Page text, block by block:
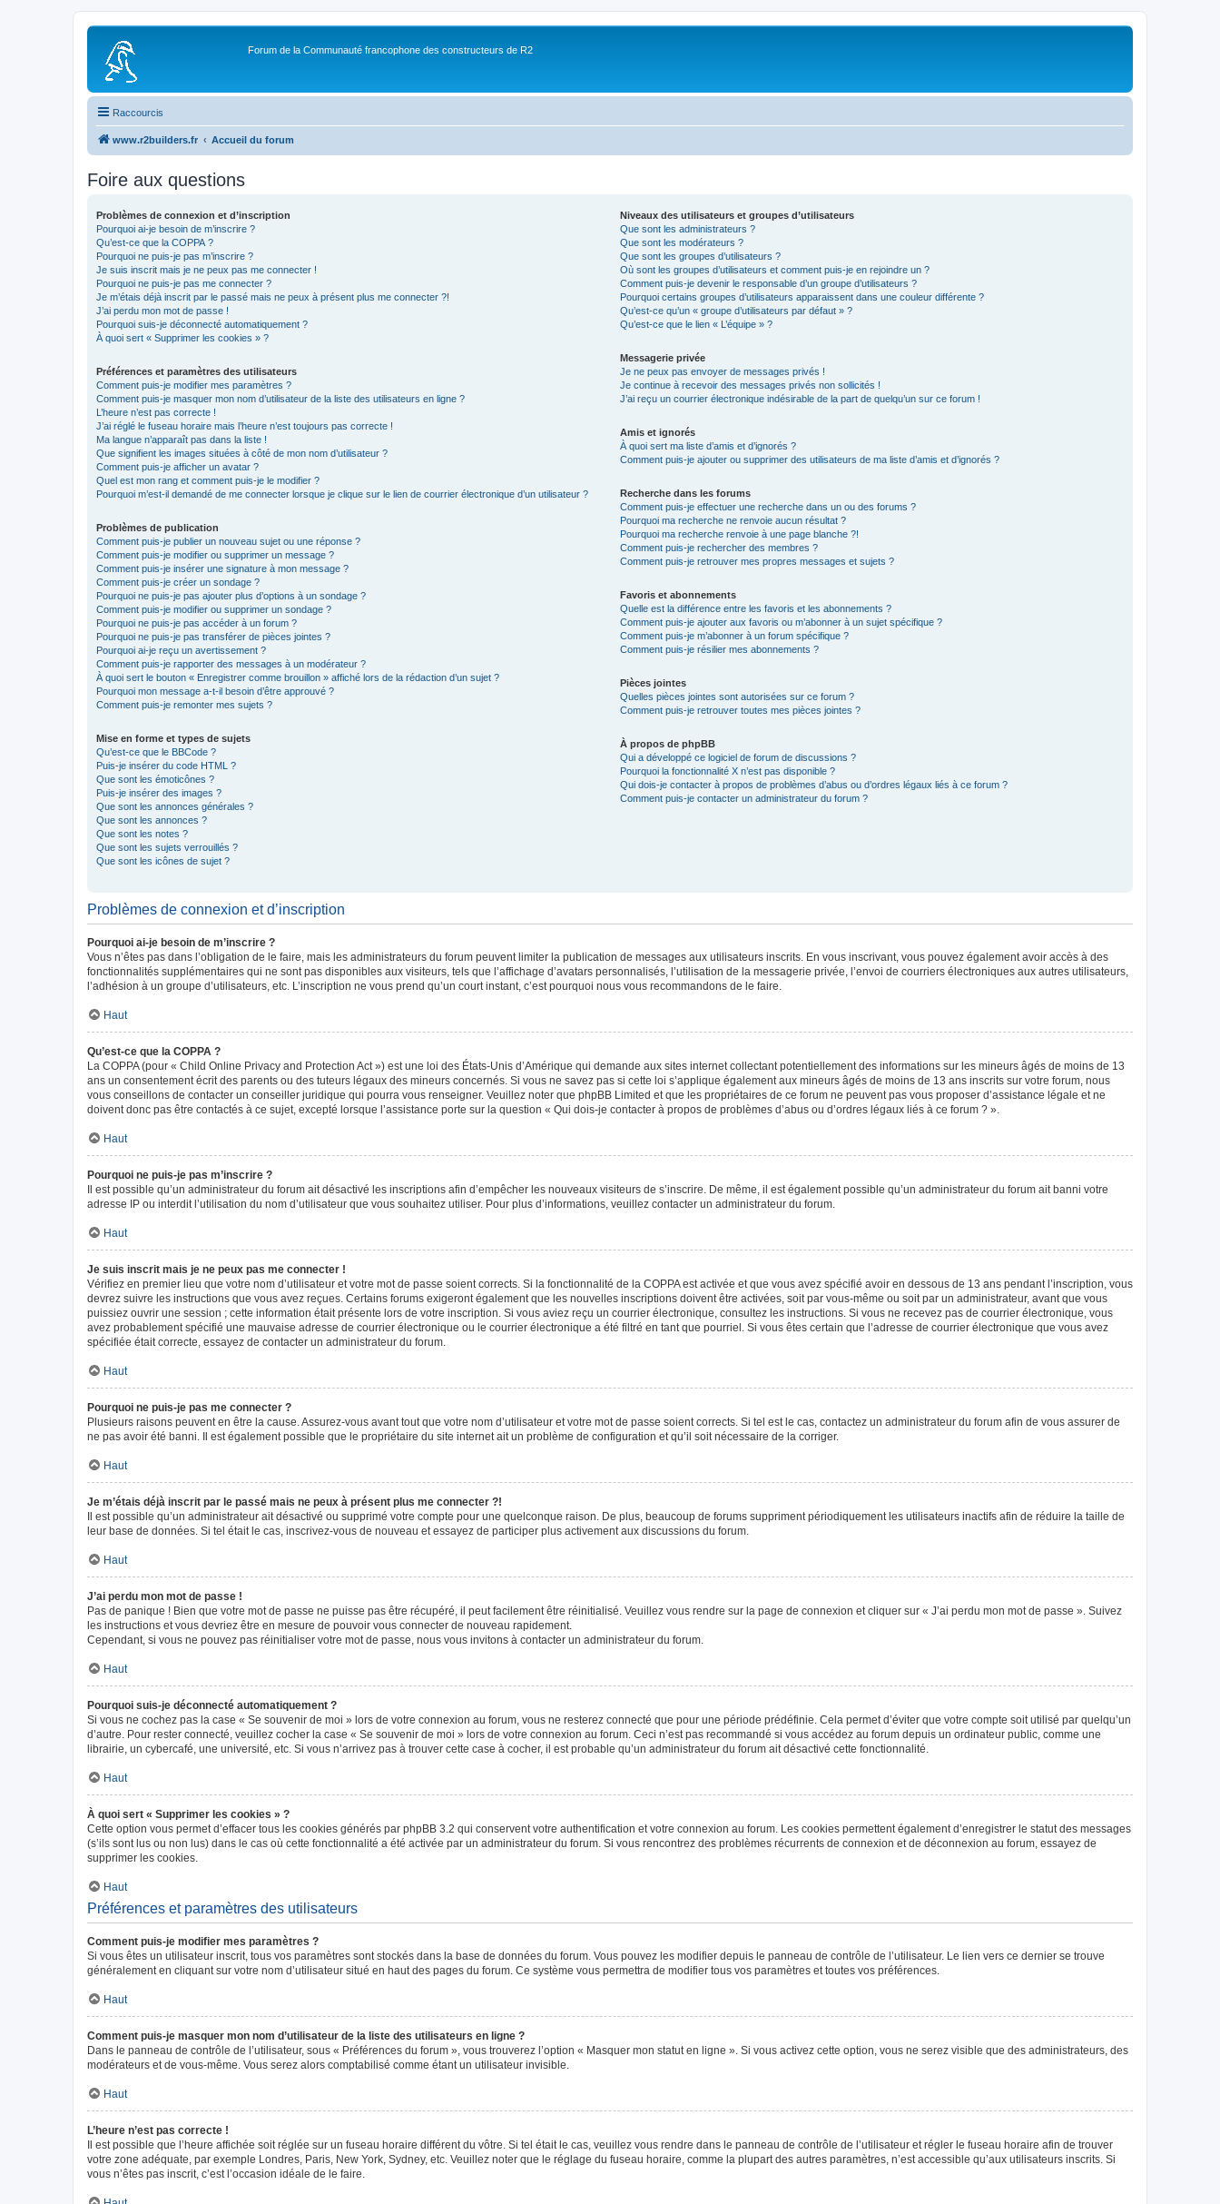
Forum de la Communauté francophone des constructeurs de R2
Raccourcis
www.r2builders.fr Accueil du forum
Foire aux questions
Problèmes de connexion et d’inscription
Pourquoi ai-je besoin de m’inscrire ?
Qu’est-ce que la COPPA ?
Pourquoi ne puis-je pas m’inscrire ?
Je suis inscrit mais je ne peux pas me connecter !
Pourquoi ne puis-je pas me connecter ?
Je m’étais déjà inscrit par le passé mais ne peux à présent plus me connecter ?!
J’ai perdu mon mot de passe !
Pourquoi suis-je déconnecté automatiquement ?
À quoi sert « Supprimer les cookies » ?
Préférences et paramètres des utilisateurs
Comment puis-je modifier mes paramètres ?
Comment puis-je masquer mon nom d’utilisateur de la liste des utilisateurs en ligne ?
L’heure n’est pas correcte !
J’ai réglé le fuseau horaire mais l’heure n’est toujours pas correcte !
Ma langue n’apparaît pas dans la liste !
Que signifient les images situées à côté de mon nom d’utilisateur ?
Comment puis-je afficher un avatar ?
Quel est mon rang et comment puis-je le modifier ?
Pourquoi m’est-il demandé de me connecter lorsque je clique sur le lien de courrier électronique d’un utilisateur ?
Problèmes de publication
Comment puis-je publier un nouveau sujet ou une réponse ?
Comment puis-je modifier ou supprimer un message ?
Comment puis-je insérer une signature à mon message ?
Comment puis-je créer un sondage ?
Pourquoi ne puis-je pas ajouter plus d’options à un sondage ?
Comment puis-je modifier ou supprimer un sondage ?
Pourquoi ne puis-je pas accéder à un forum ?
Pourquoi ne puis-je pas transférer de pièces jointes ?
Pourquoi ai-je reçu un avertissement ?
Comment puis-je rapporter des messages à un modérateur ?
À quoi sert le bouton « Enregistrer comme brouillon » affiché lors de la rédaction d’un sujet ?
Pourquoi mon message a-t-il besoin d’être approuvé ?
Comment puis-je remonter mes sujets ?
Mise en forme et types de sujets
Qu’est-ce que le BBCode ?
Puis-je insérer du code HTML ?
Que sont les émoticônes ?
Puis-je insérer des images ?
Que sont les annonces générales ?
Que sont les annonces ?
Que sont les notes ?
Que sont les sujets verrouillés ?
Que sont les icônes de sujet ?
Niveaux des utilisateurs et groupes d’utilisateurs
Que sont les administrateurs ?
Que sont les modérateurs ?
Que sont les groupes d’utilisateurs ?
Où sont les groupes d’utilisateurs et comment puis-je en rejoindre un ?
Comment puis-je devenir le responsable d’un groupe d’utilisateurs ?
Pourquoi certains groupes d’utilisateurs apparaissent dans une couleur différente ?
Qu’est-ce qu’un « groupe d’utilisateurs par défaut » ?
Qu’est-ce que le lien « L’équipe » ?
Messagerie privée
Je ne peux pas envoyer de messages privés !
Je continue à recevoir des messages privés non sollicités !
J’ai reçu un courrier électronique indésirable de la part de quelqu’un sur ce forum !
Amis et ignorés
À quoi sert ma liste d’amis et d’ignorés ?
Comment puis-je ajouter ou supprimer des utilisateurs de ma liste d’amis et d’ignorés ?
Recherche dans les forums
Comment puis-je effectuer une recherche dans un ou des forums ?
Pourquoi ma recherche ne renvoie aucun résultat ?
Pourquoi ma recherche renvoie à une page blanche ?!
Comment puis-je rechercher des membres ?
Comment puis-je retrouver mes propres messages et sujets ?
Favoris et abonnements
Quelle est la différence entre les favoris et les abonnements ?
Comment puis-je ajouter aux favoris ou m’abonner à un sujet spécifique ?
Comment puis-je m’abonner à un forum spécifique ?
Comment puis-je résilier mes abonnements ?
Pièces jointes
Quelles pièces jointes sont autorisées sur ce forum ?
Comment puis-je retrouver toutes mes pièces jointes ?
À propos de phpBB
Qui a développé ce logiciel de forum de discussions ?
Pourquoi la fonctionnalité X n’est pas disponible ?
Qui dois-je contacter à propos de problèmes d’abus ou d’ordres légaux liés à ce forum ?
Comment puis-je contacter un administrateur du forum ?
Problèmes de connexion et d’inscription
Pourquoi ai-je besoin de m’inscrire ?
Vous n’êtes pas dans l’obligation de le faire, mais les administrateurs du forum peuvent limiter la publication de messages aux utilisateurs inscrits. En vous inscrivant, vous pouvez également avoir accès à des
fonctionnalités supplémentaires qui ne sont pas disponibles aux visiteurs, tels que l’affichage d’avatars personnalisés, l’utilisation de la messagerie privée, l’envoi de courriers électroniques aux autres utilisateurs,
l’adhésion à un groupe d’utilisateurs, etc. L’inscription ne vous prend qu’un court instant, c’est pourquoi nous vous recommandons de le faire.
Haut
Qu’est-ce que la COPPA ?
La COPPA (pour « Child Online Privacy and Protection Act ») est une loi des États-Unis d’Amérique qui demande aux sites internet collectant potentiellement des informations sur les mineurs âgés de moins de 13
ans un consentement écrit des parents ou des tuteurs légaux des mineurs concernés. Si vous ne savez pas si cette loi s’applique également aux mineurs âgés de moins de 13 ans inscrits sur votre forum, nous
vous conseillons de contacter un conseiller juridique qui pourra vous renseigner. Veuillez noter que phpBB Limited et que les propriétaires de ce forum ne peuvent pas vous proposer d’assistance légale et ne
doivent donc pas être contactés à ce sujet, excepté lorsque l’assistance porte sur la question « Qui dois-je contacter à propos de problèmes d’abus ou d’ordres légaux liés à ce forum ? ».
Haut
Pourquoi ne puis-je pas m’inscrire ?
Il est possible qu’un administrateur du forum ait désactivé les inscriptions afin d’empêcher les nouveaux visiteurs de s’inscrire. De même, il est également possible qu’un administrateur du forum ait banni votre
adresse IP ou interdit l’utilisation du nom d’utilisateur que vous souhaitez utiliser. Pour plus d’informations, veuillez contacter un administrateur du forum.
Haut
Je suis inscrit mais je ne peux pas me connecter !
Vérifiez en premier lieu que votre nom d’utilisateur et votre mot de passe soient corrects. Si la fonctionnalité de la COPPA est activée et que vous avez spécifié avoir en dessous de 13 ans pendant l’inscription, vous
devrez suivre les instructions que vous avez reçues. Certains forums exigeront également que les nouvelles inscriptions doivent être activées, soit par vous-même ou soit par un administrateur, avant que vous
puissiez ouvrir une session ; cette information était présente lors de votre inscription. Si vous aviez reçu un courrier électronique, consultez les instructions. Si vous ne recevez pas de courrier électronique, vous
avez probablement spécifié une mauvaise adresse de courrier électronique ou le courrier électronique a été filtré en tant que pourriel. Si vous êtes certain que l’adresse de courrier électronique que vous avez
spécifiée était correcte, essayez de contacter un administrateur du forum.
Haut
Pourquoi ne puis-je pas me connecter ?
Plusieurs raisons peuvent en être la cause. Assurez-vous avant tout que votre nom d’utilisateur et votre mot de passe soient corrects. Si tel est le cas, contactez un administrateur du forum afin de vous assurer de
ne pas avoir été banni. Il est également possible que le propriétaire du site internet ait un problème de configuration et qu’il soit nécessaire de la corriger.
Haut
Je m’étais déjà inscrit par le passé mais ne peux à présent plus me connecter ?!
Il est possible qu’un administrateur ait désactivé ou supprimé votre compte pour une quelconque raison. De plus, beaucoup de forums suppriment périodiquement les utilisateurs inactifs afin de réduire la taille de
leur base de données. Si tel était le cas, inscrivez-vous de nouveau et essayez de participer plus activement aux discussions du forum.
Haut
J’ai perdu mon mot de passe !
Pas de panique ! Bien que votre mot de passe ne puisse pas être récupéré, il peut facilement être réinitialisé. Veuillez vous rendre sur la page de connexion et cliquer sur « J’ai perdu mon mot de passe ». Suivez
les instructions et vous devriez être en mesure de pouvoir vous connecter de nouveau rapidement.
Cependant, si vous ne pouvez pas réinitialiser votre mot de passe, nous vous invitons à contacter un administrateur du forum.
Haut
Pourquoi suis-je déconnecté automatiquement ?
Si vous ne cochez pas la case « Se souvenir de moi » lors de votre connexion au forum, vous ne resterez connecté que pour une période prédéfinie. Cela permet d’éviter que votre compte soit utilisé par quelqu’un
d’autre. Pour rester connecté, veuillez cocher la case « Se souvenir de moi » lors de votre connexion au forum. Ceci n’est pas recommandé si vous accédez au forum depuis un ordinateur public, comme une
librairie, un cybercafé, une université, etc. Si vous n’arrivez pas à trouver cette case à cocher, il est probable qu’un administrateur du forum ait désactivé cette fonctionnalité.
Haut
À quoi sert « Supprimer les cookies » ?
Cette option vous permet d’effacer tous les cookies générés par phpBB 3.2 qui conservent votre authentification et votre connexion au forum. Les cookies permettent également d’enregistrer le statut des messages
(s’ils sont lus ou non lus) dans le cas où cette fonctionnalité a été activée par un administrateur du forum. Si vous rencontrez des problèmes récurrents de connexion et de déconnexion au forum, essayez de
supprimer les cookies.
Haut
Préférences et paramètres des utilisateurs
Comment puis-je modifier mes paramètres ?
Si vous êtes un utilisateur inscrit, tous vos paramètres sont stockés dans la base de données du forum. Vous pouvez les modifier depuis le panneau de contrôle de l’utilisateur. Le lien vers ce dernier se trouve
généralement en cliquant sur votre nom d’utilisateur situé en haut des pages du forum. Ce système vous permettra de modifier tous vos paramètres et toutes vos préférences.
Haut
Comment puis-je masquer mon nom d’utilisateur de la liste des utilisateurs en ligne ?
Dans le panneau de contrôle de l’utilisateur, sous « Préférences du forum », vous trouverez l’option « Masquer mon statut en ligne ». Si vous activez cette option, vous ne serez visible que des administrateurs, des
modérateurs et de vous-même. Vous serez alors comptabilisé comme étant un utilisateur invisible.
Haut
L’heure n’est pas correcte !
Il est possible que l’heure affichée soit réglée sur un fuseau horaire différent du vôtre. Si tel était le cas, veuillez vous rendre dans le panneau de contrôle de l’utilisateur et régler le fuseau horaire afin de trouver
votre zone adéquate, par exemple Londres, Paris, New York, Sydney, etc. Veuillez noter que le réglage du fuseau horaire, comme la plupart des autres paramètres, n’est accessible qu’aux utilisateurs inscrits. Si
vous n’êtes pas inscrit, c’est l’occasion idéale de le faire.